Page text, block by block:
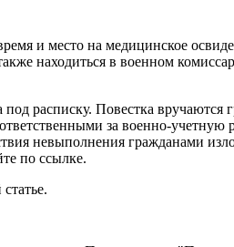
и место на медицинское
находиться в военном
расписку. Повестка вручаются
за военно-учетную
невыполнения гражданами
по ссылке.